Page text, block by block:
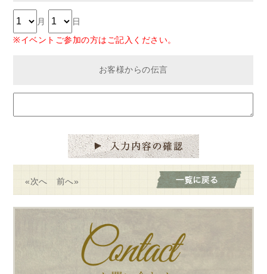
月
日
※イベントご参加の方はご記入ください。
お客様からの伝言
«次へ 前へ»